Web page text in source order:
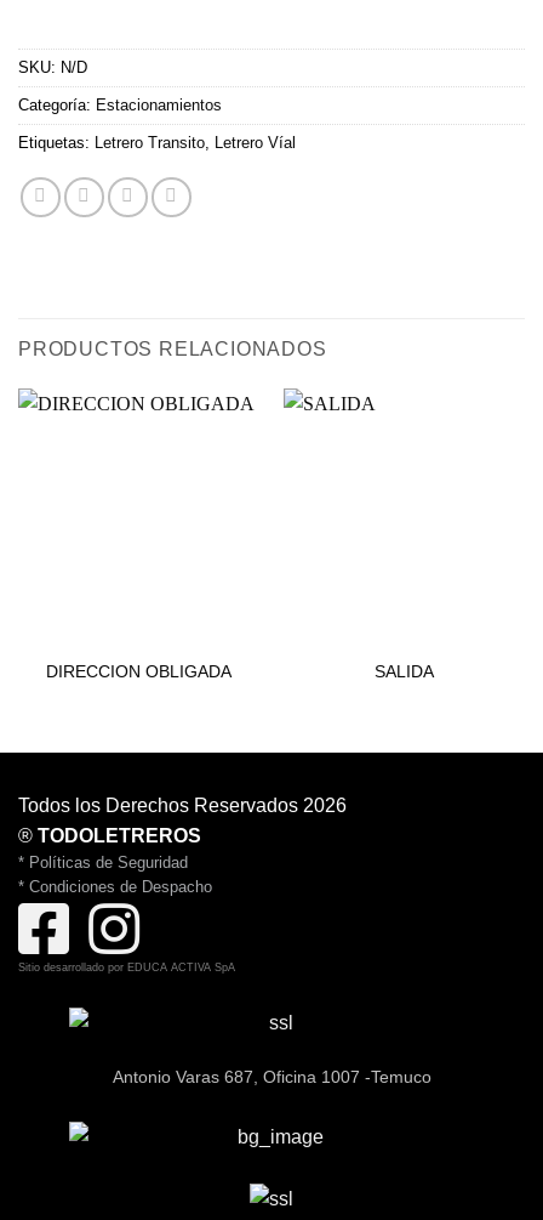
SKU: N/D
Categoría: Estacionamientos
Etiquetas: Letrero Transito Letrero Víal
PRODUCTOS RELACIONADOS
DIRECCION OBLIGADA SALIDA
Todos los Derechos Reservados 2026
® TODOLETREROS
* Políticas de Seguridad
* Condiciones de Despacho
Sitio desarrollado por EDUCA ACTIVA SpA
Antonio Varas 687, Oficina 1007 -Temuco